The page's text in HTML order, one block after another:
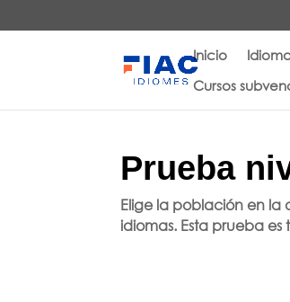
Inicio
Cursos
Prueba
Elige la población en la
idiomas. Esta prueba